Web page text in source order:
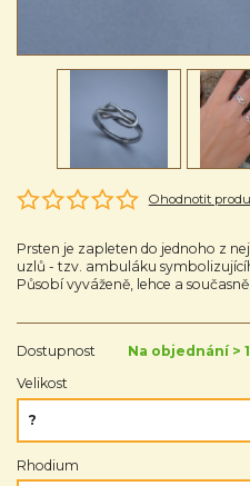
Ohodnotit
Prsten je zapleten do jednoho z
uzlů - tzv. ambuláku
Působí vyváženě, lehce a
Dostupnost
Na objednání >
Velikost
Rhodium